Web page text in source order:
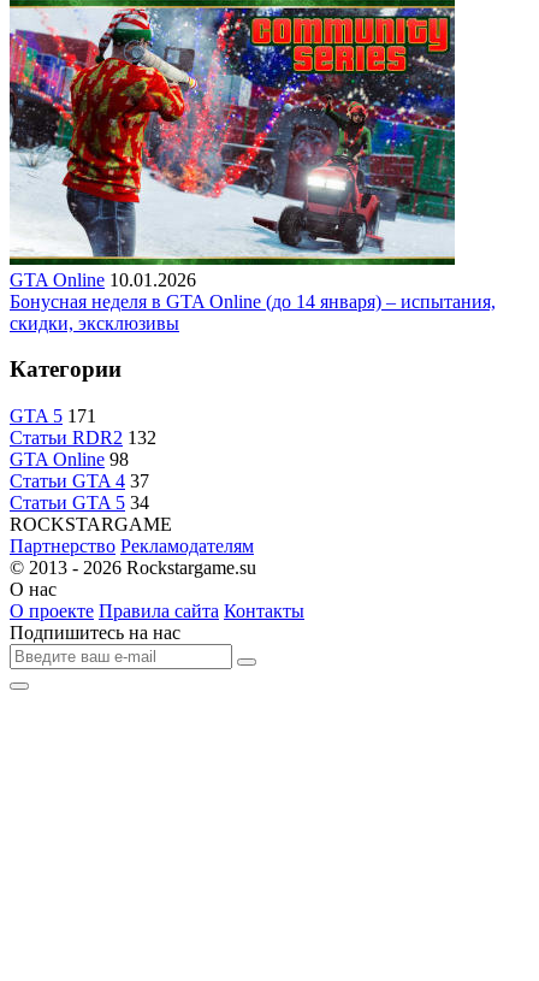
GTA Online 10.01.2026
Бонусная неделя в GTA Online (до 14 января) – испытания,
скидки, эксклюзивы
Категории
GTA 5 171
Статьи RDR2 132
GTA Online 98
Статьи GTA 4 37
Статьи GTA 5 34
ROCKSTARGAME
Партнерство Рекламодателям
© 2013 - 2026 Rockstargame.su
О нас
О проекте Правила сайта Контакты
Подпишитесь на нас